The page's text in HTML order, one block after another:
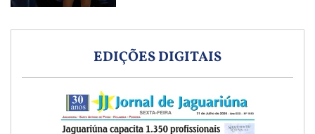
EDIÇÕES DIGITAIS